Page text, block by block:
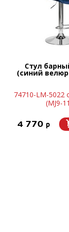
Стул
(синий велюр
74710-LM-5022
(MJ9-
4 770 p